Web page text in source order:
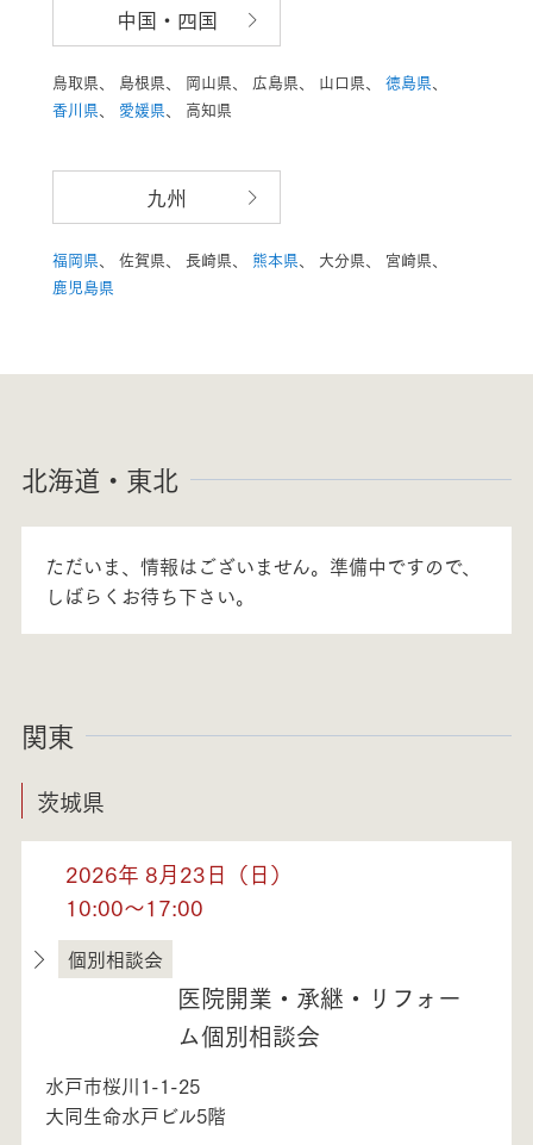
中国・四国
鳥取県、 島根県、 岡山県、 広島県、 山口県、 徳島県
香川県
愛媛県 高知県
九州
福岡県 佐賀県、 長崎県、 熊本県 大分県、
宮崎県、
鹿児島県
北海道・東北
ただいま、情報はございません。準備中ですので、
しばらくお待ち下さい。
関東
茨城県
2026年 8月23日（日）
10:00～17:00
茨城県
個別相談会
医院開業・承継・リフォー
ム個別相談会
水戸市桜川1-1-25
大同生命水戸ビル5階